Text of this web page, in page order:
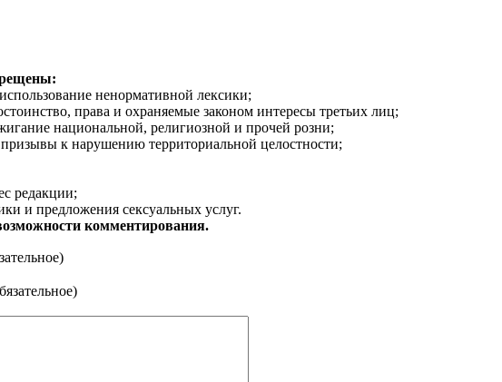
ненормативной лексики;
права и охраняемые законом интересы третьих лиц;
национальной, религиозной и прочей розни;
к нарушению территориальной целостности;
редакции;
и предложения сексуальных услуг.
комментирования.